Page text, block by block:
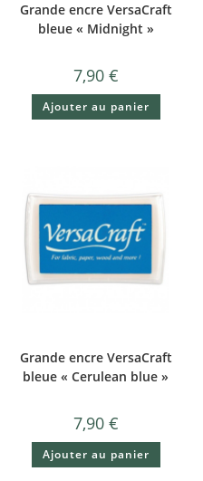
Grande encre VersaCraft
bleue « Midnight »
7,90 €
Ajouter au panier
Grande encre VersaCraft
bleue « Cerulean blue »
7,90 €
Ajouter au panier